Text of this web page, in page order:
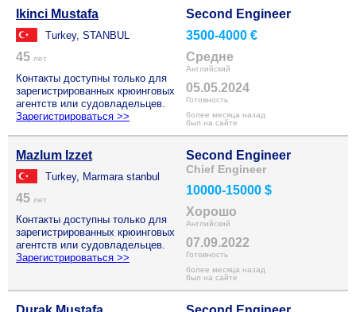
Ikinci Mustafa
Turkey, STANBUL
45 лет
Контакты доступны только для
зарегистрированных крюинговых
агентств или судовладельцев.
Зарегистрироваться >>
Second Engineer
3500-4000 €
Средне
Английский
05.05.2024
Готовность
более месяца назад
был на сайте
Mazlum Izzet
Turkey, Marmara stanbul
45 лет
Контакты доступны только для
зарегистрированных крюинговых
агентств или судовладельцев.
Зарегистрироваться >>
Second Engineer
Chief Engineer
10000-15000 $
Хорошо
Английский
07.09.2022
Готовность
более месяца назад
был на сайте